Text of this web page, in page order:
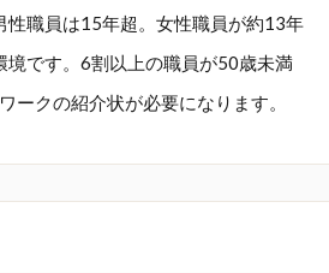
性職員は15年超。女性職員が約13年
境です。6割以上の職員が50歳未満
ークの紹介状が必要になります。